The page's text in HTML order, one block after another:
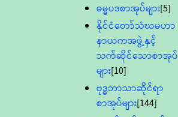
ဓမ္မပဒစာအုပ်များ[5]
နိုင်ငံတော်သံဃမဟာ
နာယကအဖွဲ့နှင့်
သက်ဆိုင်သောစာအုပ်
များ[10]
ဗုဒ္ဓဘာသာဆိုင်ရာ
စာအုပ်များ[144]